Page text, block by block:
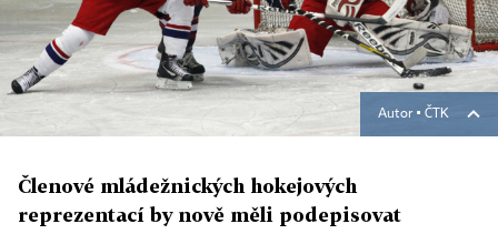
Autor ▪ ČTK
Členové mládežnických hokejových
reprezentací by nově měli podepisovat